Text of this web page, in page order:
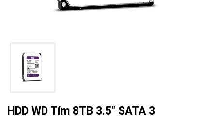
HDD WD Tím 8TB 3.5" SATA 3